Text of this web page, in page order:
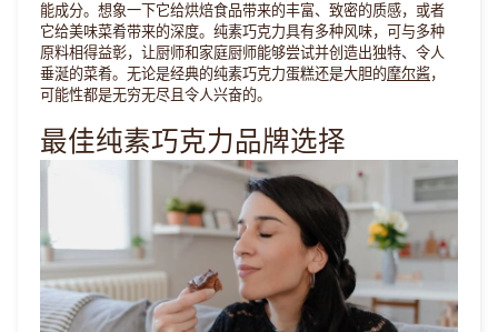
能成分。想象一下它给烘焙食品带来的丰富、致密的质感，或者
它给美味菜肴带来的深度。纯素巧克力具有多种风味，可与多种
原料相得益彰，让厨师和家庭厨师能够尝试并创造出独特、令人
垂涎的菜肴。无论是经典的纯素巧克力蛋糕还是大胆的摩尔酱，
可能性都是无穷无尽且令人兴奋的。
最佳纯素巧克力品牌选择